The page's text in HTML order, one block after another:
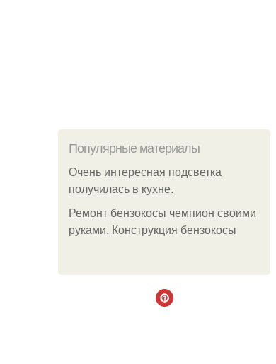
Популярные материалы
Очень интересная подсветка
получилась в кухне.
Ремонт бензокосы чемпион своими
руками. Конструкция бензокосы